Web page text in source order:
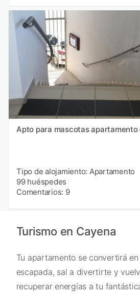
Apto para mascotas
Tipo de alojamiento: Apartamento
99 huéspedes
Comentarios: 9
Turismo en Cayena
Tu apartamento se convertirá
escapada, sal a divertirte y
recuperar energías a tu